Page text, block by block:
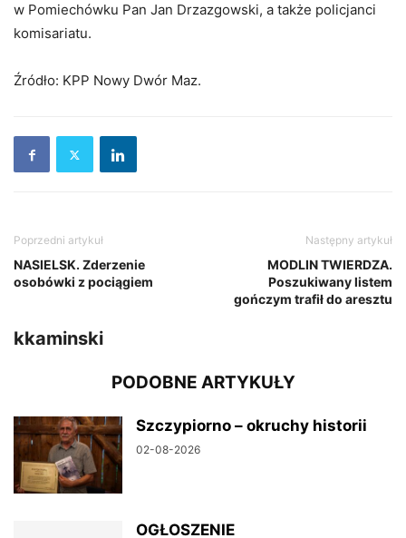
w Pomiechówku Pan Jan Drzazgowski, a także policjanci
komisariatu.
Źródło: KPP Nowy Dwór Maz.
Poprzedni artykuł
NASIELSK. Zderzenie
osobówki z pociągiem
Następny artykuł
MODLIN TWIERDZA.
Poszukiwany listem
gończym trafił do aresztu
kkaminski
PODOBNE ARTYKUŁY
Szczypiorno – okruchy historii
02-08-2026
OGŁOSZENIE